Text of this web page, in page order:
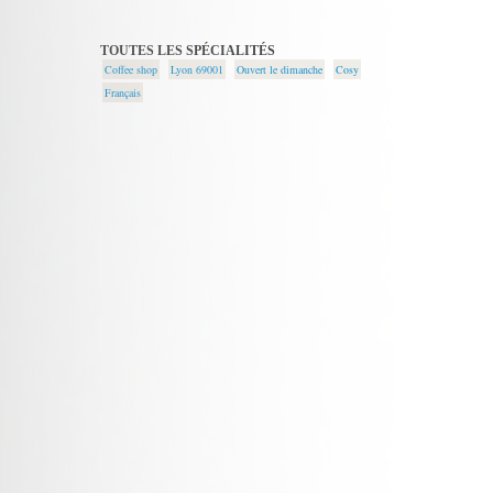
TOUTES LES SPÉCIALITÉS
Coffee shop
Lyon 69001 Ouvert le dimanche
Cosy
Français